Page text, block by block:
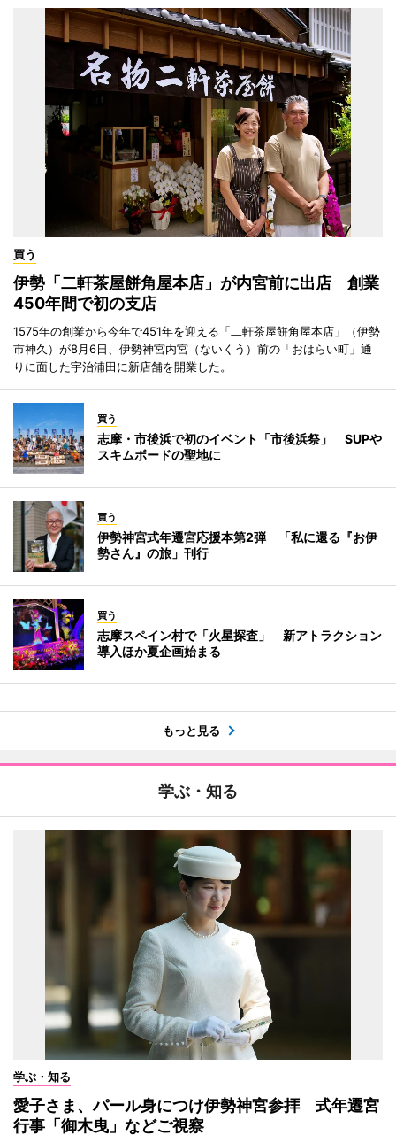
買う
伊勢「二軒茶屋餅角屋本店」が内宮前に出店 創業
450年間で初の支店
1575年の創業から今年で451年を迎える「二軒茶屋餅角屋本店」（伊勢
市神久）が8月6日、伊勢神宮内宮（ないくう）前の「おはらい町」通
りに面した宇治浦田に新店舗を開業した。
買う
志摩・市後浜で初のイベント「市後浜祭」 SUPや
スキムボードの聖地に
買う
伊勢神宮式年遷宮応援本第2弾 「私に還る『お伊
勢さん』の旅」刊行
買う
志摩スペイン村で「火星探査」 新アトラクション
導入ほか夏企画始まる
もっと見る
学ぶ・知る
学ぶ・知る
愛子さま、パール身につけ伊勢神宮参拝 式年遷宮
行事「御木曳」などご視察